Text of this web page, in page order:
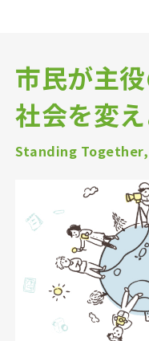
市民が主
社会を変え
Standing